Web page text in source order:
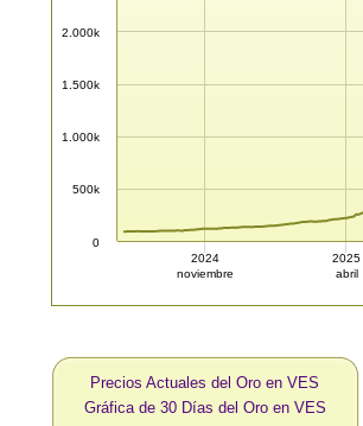
0
500k
1.000k
1.500k
2.000k
2024
noviembre
2025
abril
Precios Actuales del Oro en VES
Gráfica de 30 Días del Oro en VES